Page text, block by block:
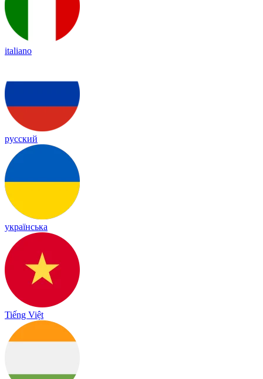
italiano
русский
українська
Tiếng Việt